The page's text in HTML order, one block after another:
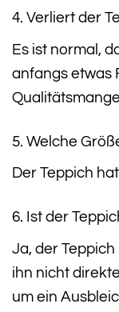
4. Verliert der
Es ist normal,
anfangs etwas
5. Welche
Der Teppich
6. Ist der
Ja, der
ihn nicht
um ein